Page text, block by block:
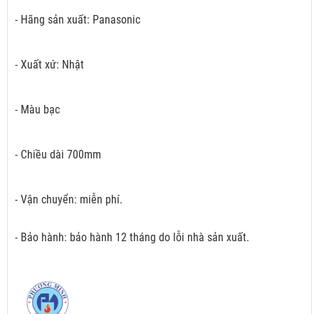
- Hãng sản xuất: Panasonic
- Xuất xứ: Nhật
- Màu bạc
- Chiều dài 700mm
- Vận chuyển: miễn phí.
- Bảo hành: bảo hành 12 tháng do lỗi nhà sản xuất.